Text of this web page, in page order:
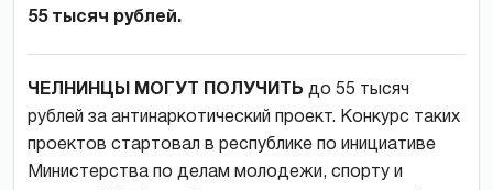
55 тысяч рублей.
ЧЕЛНИНЦЫ МОГУТ ПОЛУЧИТЬ до 55 тысяч
рублей за антинаркотический проект. Конкурс таких
проектов стартовал в республике по инициативе
Министерства по делам молодежи, спорту и